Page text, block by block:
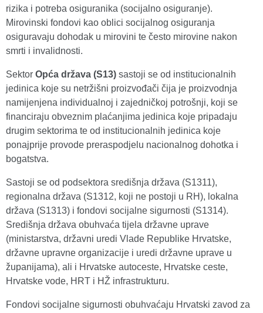
rizika i potreba osiguranika (socijalno osiguranje).
Mirovinski fondovi kao oblici socijalnog osiguranja
osiguravaju dohodak u mirovini te često mirovine nakon
smrti i invalidnosti.
Sektor Opća država (S13) sastoji se od institucionalnih
jedinica koje su netržišni proizvođači čija je proizvodnja
namijenjena individualnoj i zajedničkoj potrošnji, koji se
financiraju obveznim plaćanjima jedinica koje pripadaju
drugim sektorima te od institucionalnih jedinica koje
ponajprije provode preraspodjelu nacionalnog dohotka i
bogatstva.
Sastoji se od podsektora središnja država (S1311),
regionalna država (S1312, koji ne postoji u RH), lokalna
država (S1313) i fondovi socijalne sigurnosti (S1314).
Središnja država obuhvaća tijela državne uprave
(ministarstva, državni uredi Vlade Republike Hrvatske,
državne upravne organizacije i uredi državne uprave u
županijama), ali i Hrvatske autoceste, Hrvatske ceste,
Hrvatske vode, HRT i HŽ infrastrukturu.
Fondovi socijalne sigurnosti obuhvaćaju Hrvatski zavod za